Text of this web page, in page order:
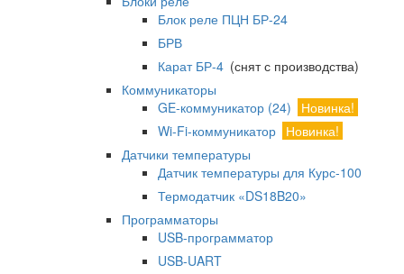
Блок реле ПЦН БР-24
БРВ
Карат БР-4 (снят с производства)
Коммуникаторы
GE-коммуникатор (24)
Новинка!
Wi-Fi-коммуникатор Новинка!
Датчики температуры
Датчик температуры для Курс-100
Термодатчик «DS18B20»
Программаторы
USB-программатор
USB-UART